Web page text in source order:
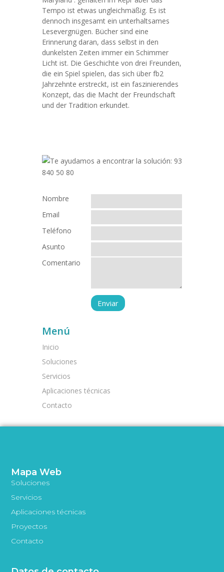
Tempo ist etwas ungleichmäßig. Es ist
dennoch insgesamt ein unterhaltsames
Lesevergnügen. Bücher sind eine
Erinnerung daran, dass selbst in den
dunkelsten Zeiten immer ein Schimmer
Licht ist. Die Geschichte von drei Freunden,
die ein Spiel spielen, das sich über fb2
Jahrzehnte erstreckt, ist ein faszinierendes
Konzept, das die Macht der Freundschaft
und der Tradition erkundet.
Nombre
Email
Teléfono
Asunto
Comentario
Menú
Inicio
Soluciones
Servicios
Aplicaciones técnicas
Contacto
Mapa Web
Soluciones
Servicios
Aplicaciones técnicas
Proyectos
Contacto